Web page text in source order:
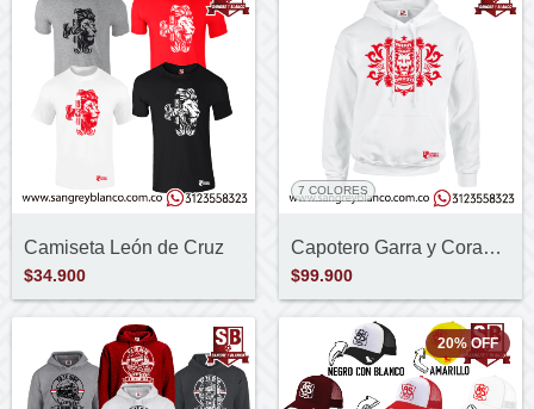
Camiseta León de Cruz
$34.900
7 COLORES
Capotero Garra y Corazón
$99.900
20%OFF